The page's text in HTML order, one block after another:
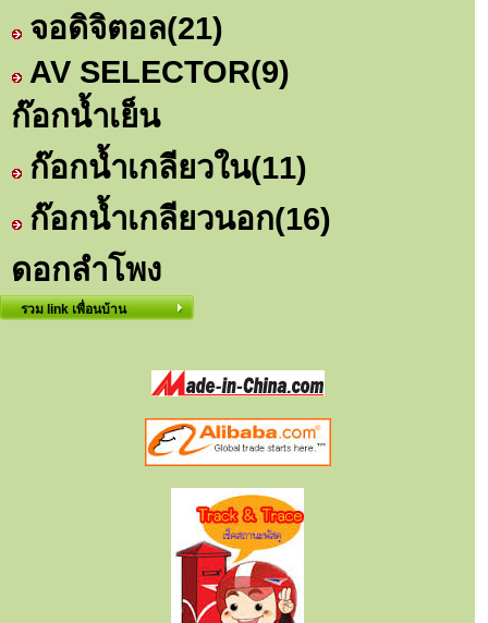
จอดิจิตอล(21)
AV SELECTOR(9)
ก๊อกน้ำเย็น
ก๊อกน้ำเกลียวใน(11)
ก๊อกน้ำเกลียวนอก(16)
ดอกลำโพง
รวม link เพื่อนบ้าน